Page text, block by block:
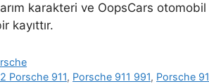
karakteri ve OopsCars
kayıttır.
Porsche 911, Porsche 911 991, Porsche